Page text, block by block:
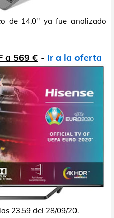
de 14,0" ya fue analizado
a 569 € - Ir a la oferta
23.59 del 28/09/20.